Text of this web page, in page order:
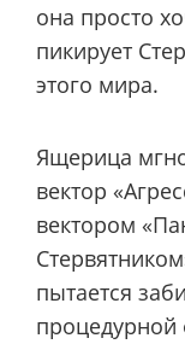
она просто
пикирует
этого мира.
Ящерица
вектор
вектором
пытается
процедурной